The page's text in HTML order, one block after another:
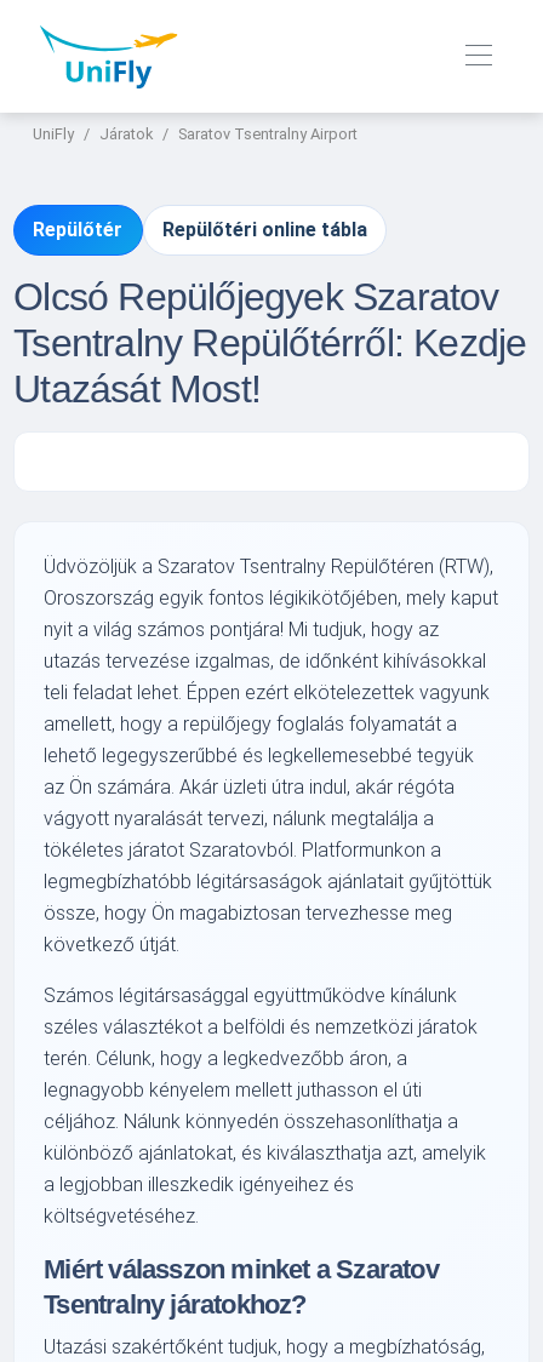
UniFly Járatok Saratov Tsentralny Airport
Repülőtér Repülőtéri online tábla
Olcsó Repülőjegyek Szaratov
Tsentralny Repülőtérről: Kezdje
Utazását Most!
Üdvözöljük a Szaratov Tsentralny Repülőtéren (RTW),
Oroszország egyik fontos légikikötőjében, mely kaput
nyit a világ számos pontjára! Mi tudjuk, hogy az
utazás tervezése izgalmas, de időnként kihívásokkal
teli feladat lehet. Éppen ezért elkötelezettek vagyunk
amellett, hogy a repülőjegy foglalás folyamatát a
lehető legegyszerűbbé és legkellemesebbé tegyük
az Ön számára. Akár üzleti útra indul, akár régóta
vágyott nyaralását tervezi, nálunk megtalálja a
tökéletes járatot Szaratovból. Platformunkon a
legmegbízhatóbb légitársaságok ajánlatait gyűjtöttük
össze, hogy Ön magabiztosan tervezhesse meg
következő útját.
Számos légitársasággal együttműködve kínálunk
széles választékot a belföldi és nemzetközi járatok
terén. Célunk, hogy a legkedvezőbb áron, a
legnagyobb kényelem mellett juthasson el úti
céljához. Nálunk könnyedén összehasonlíthatja a
különböző ajánlatokat, és kiválaszthatja azt, amelyik
a legjobban illeszkedik igényeihez és
költségvetéséhez.
Miért válasszon minket a Szaratov
Tsentralny járatokhoz?
Utazási szakértőként tudjuk, hogy a megbízhatóság,